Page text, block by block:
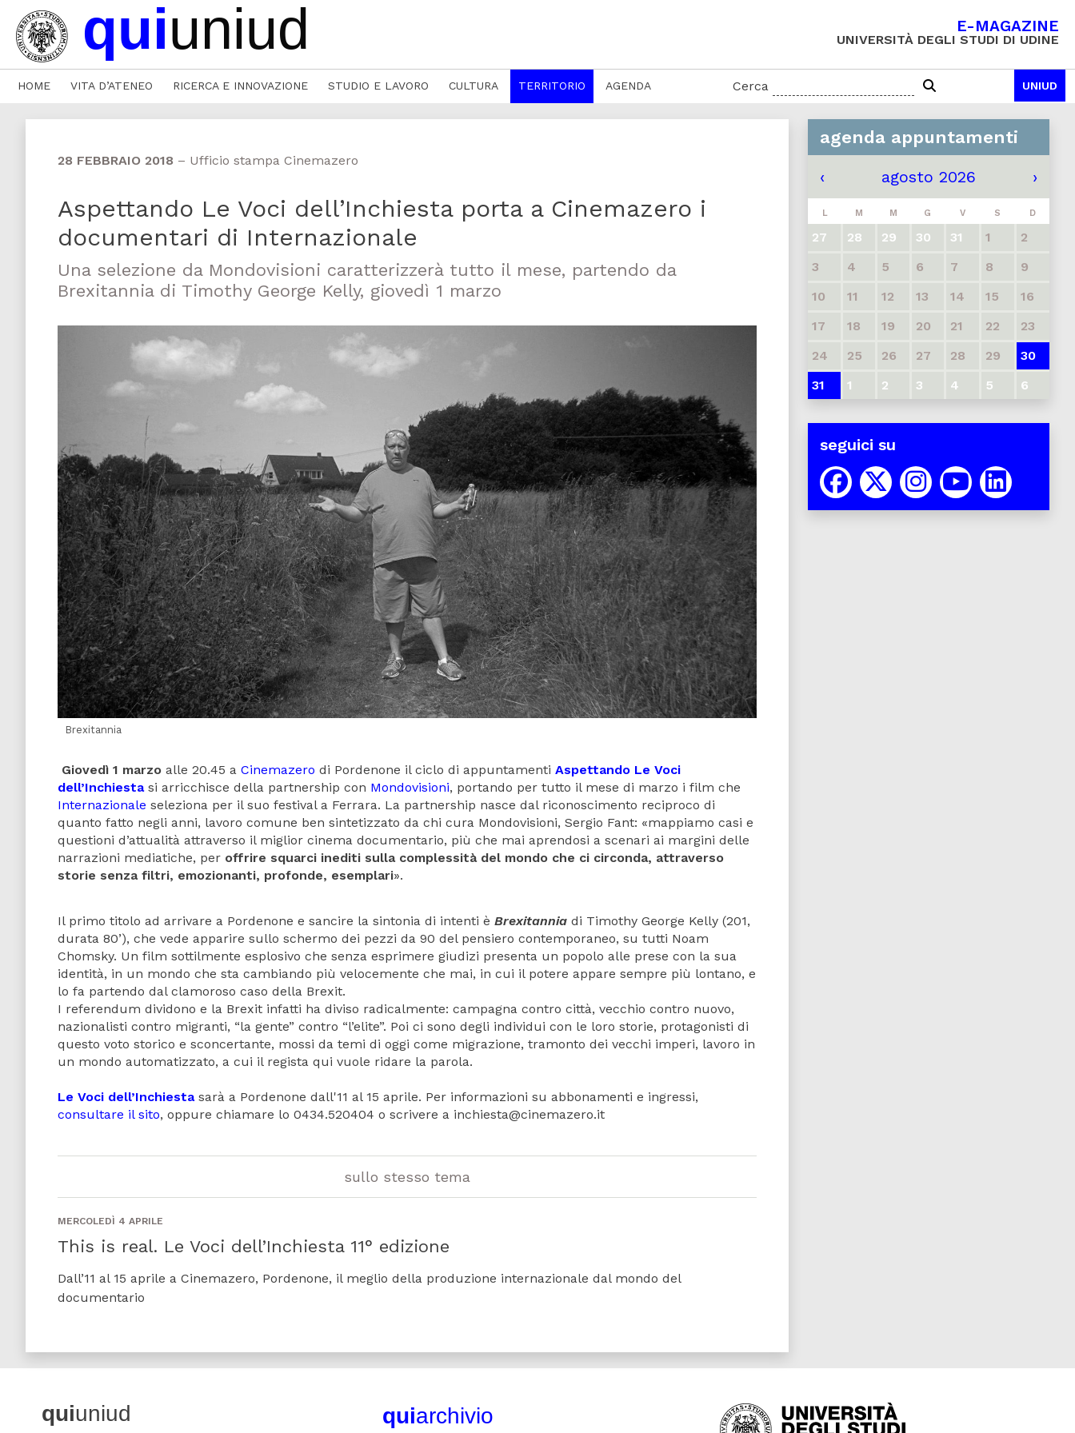
E-MAGAZINE
UNIVERSITÀ DEGLI STUDI DI UDINE
HOME VITA D’ATENEO RICERCA E INNOVAZIONE STUDIO E LAVORO CULTURA TERRITORIO AGENDA Cerca UNIUD
28 FEBBRAIO 2018 – Ufficio stampa Cinemazero
Aspettando Le Voci dell’Inchiesta porta a Cinemazero i
documentari di Internazionale
Una selezione da Mondovisioni caratterizzerà tutto il mese, partendo da
Brexitannia di Timothy George Kelly, giovedì 1 marzo
Brexitannia
Giovedì 1 marzo alle 20.45 a Cinemazero di Pordenone il ciclo di appuntamenti Aspettando Le Voci
dell’Inchiestasi arricchisce della partnership con Mondovisioni, portando per tutto il mese di marzo i film che
Internazionale seleziona per il suo festival a Ferrara. La partnership nasce dal riconoscimento reciproco di
quanto fatto negli anni, lavoro comune ben sintetizzato da chi cura Mondovisioni, Sergio Fant: «mappiamo casi e
questioni d’attualità attraverso il miglior cinema documentario, più che mai aprendosi a scenari ai margini delle
narrazioni mediatiche, per offrire squarci inediti sulla complessità del mondo che ci circonda, attraverso
storie senza filtri, emozionanti, profonde, esemplari».
Il primo titolo ad arrivare a Pordenone e sancire la sintonia di intenti è Brexitannia di Timothy George Kelly (201,
durata 80’), che vede apparire sullo schermo dei pezzi da 90 del pensiero contemporaneo, su tutti Noam
Chomsky. Un film sottilmente esplosivo che senza esprimere giudizi presenta un popolo alle prese con la sua
identità, in un mondo che sta cambiando più velocemente che mai, in cui il potere appare sempre più lontano, e
lo fa partendo dal clamoroso caso della Brexit.
I referendum dividono e la Brexit infatti ha diviso radicalmente: campagna contro città, vecchio contro nuovo,
nazionalisti contro migranti, “la gente” contro “l’elite”. Poi ci sono degli individui con le loro storie, protagonisti di
questo voto storico e sconcertante, mossi da temi di oggi come migrazione, tramonto dei vecchi imperi, lavoro in
un mondo automatizzato, a cui il regista qui vuole ridare la parola.
Le Voci dell’Inchiestasarà a Pordenone dall'11 al 15 aprile. Per informazioni su abbonamenti e ingressi,
consultare il sito, oppure chiamare lo 0434.520404 o scrivere a inchiesta@cinemazero.it
sullo stesso tema
MERCOLEDÌ 4 APRILE
This is real. Le Voci dell’Inchiesta 11° edizione
Dall’11 al 15 aprile a Cinemazero, Pordenone, il meglio della produzione internazionale dal mondo del
documentario
agenda appuntamenti
‹ agosto 2026 ›
L M M G V S D
27 28 29 30 31 1
2
3
4 5 6 7 8
9
10
11 12 13 14 15
16
17
18 19 20 21 22
23
24
25 26 27 28 29
30
31
1 2 3 4 5 6
seguici su
quiuniud quiarchivio